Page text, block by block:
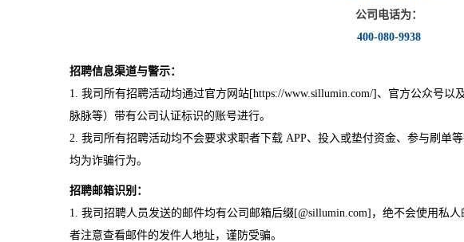
公司电话为：
400-080-9938
招聘信息渠道与警示：
1. 我司所有招聘活动均通过官方网站[https://www.sillumin.com/]、官方公众号以
脉脉等）带有公司认证标识的账号进行。
2. 我司所有招聘活动均不会要求求职者下载 APP、投入或垫付资金、参与刷单
均为诈骗行为。
招聘邮箱识别：
1. 我司招聘人员发送的邮件均有公司邮箱后缀[@sillumin.com]，绝不会使用私
者注意查看邮件的发件人地址，谨防受骗。